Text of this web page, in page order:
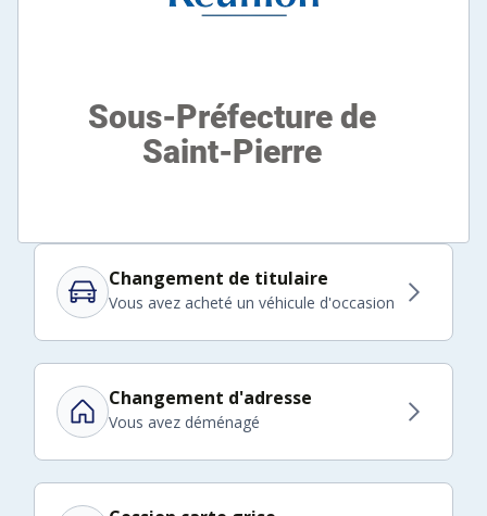
Changement de titulaire
Vous avez acheté un véhicule d'occasion
Changement d'adresse
Vous avez déménagé